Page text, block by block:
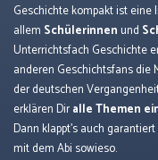
Geschichte kompakt ist
allem Schülerinnen und
Unterrichtsfach Geschichte
anderen Geschichtsfans die
der deutschen
erklären Diralle Themen
Dann klappt’s auch
mit dem Abi sowieso.